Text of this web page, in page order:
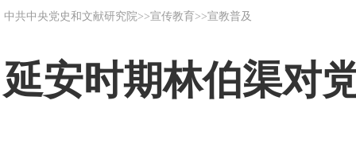
中共中央党史和文献研究院>>宣传教育 >>宣教普及
延安时期林伯渠对